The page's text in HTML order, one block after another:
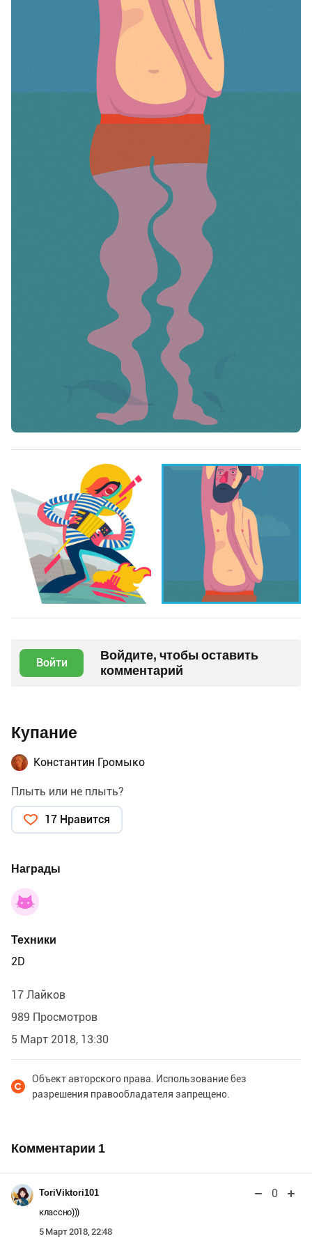
Войти
Войдите, чтобы оставить
комментарий
Купание
Константин Громыко
Плыть или не плыть?
17 Нравится
Награды
Техники
2D
17 Лайков
989 Просмотров
5 Март 2018, 13:30
Объект авторского права. Использование без
разрешения правообладателя запрещено.
Комментарии 1
ToriViktori101 0
классно)))
5 Март 2018, 22:48